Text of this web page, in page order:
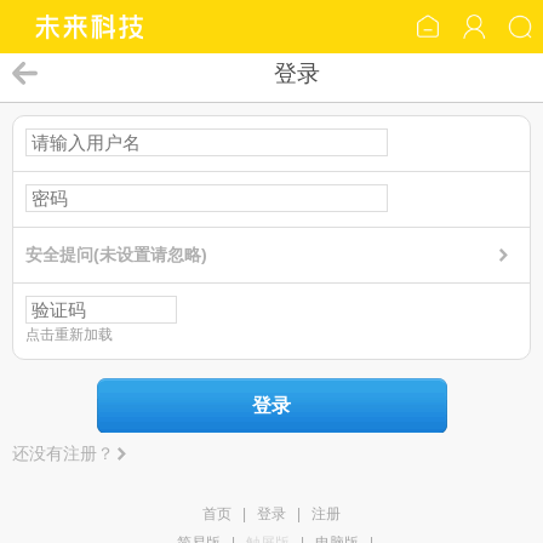
登录
安全提问(未设置请忽略)
点击重新加载
登录
还没有注册？
首页 登录
注册